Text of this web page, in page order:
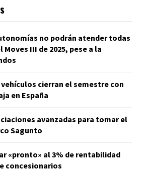
no podrán atender todas
III de 2025, pese a la
cierran el semestre con
en España
avanzadas para tomar el
Sagunto
«pronto» al 3% de rentabilidad
concesionarios